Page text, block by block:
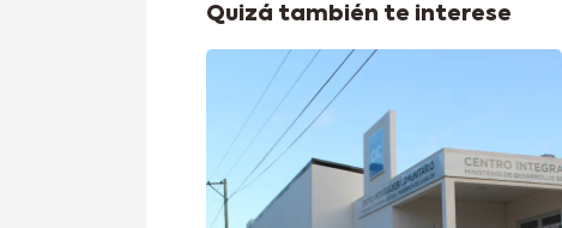
Quizá también te interese